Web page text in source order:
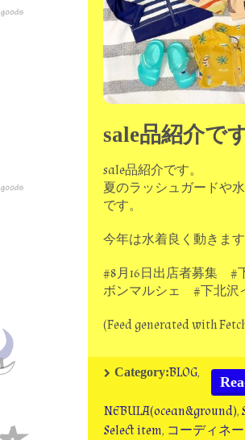
sale品紹介です
sale品紹介です。
夏のラッシュガードや
です。
今年は水着良く動きます
#8月16日出店者募集 #
ボンマルシェ #下北沢
(Feed generated with
Category:BLOG,
NEBULA(ocean&ground),
Select item, コーディネー